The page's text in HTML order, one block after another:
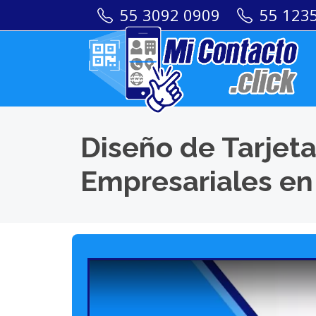
55 3092 0909 55
Diseño de
Empresariales